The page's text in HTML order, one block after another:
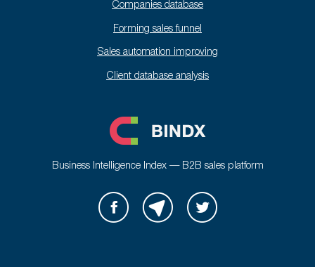
Companies database
Forming sales funnel
Sales automation improving
Client database analysis
Business Intelligence Index — B2B sales platform